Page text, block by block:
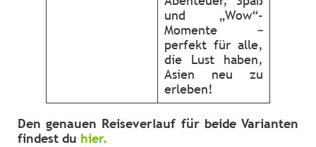
und „Wow“-
Momente –
perfekt für alle,
die Lust haben,
Asien neu zu
erleben!
Den genauen Reiseverlauf für beide Varianten
findest du hier.